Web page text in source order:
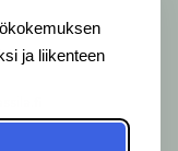
ja liikenteen